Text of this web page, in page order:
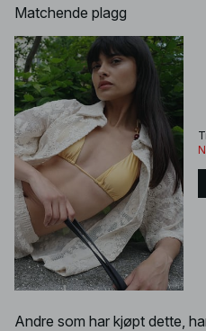
Matchende plagg
Andre som har kjøpt dette,